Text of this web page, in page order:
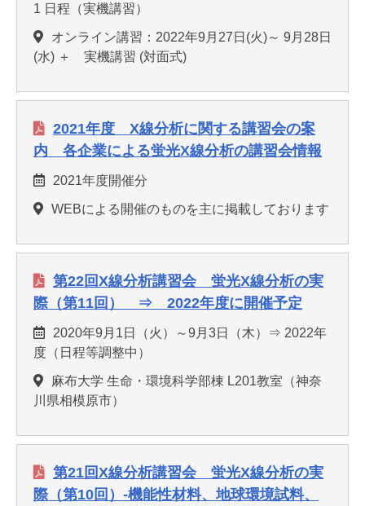
1 日程（実機講習）
オンライン講習：2022年9月27日(火)～ 9月28日
(水) ＋ 実機講習 (対面式)
2021年度 X線分析に関する講習会の案
内 各企業による蛍光X線分析の講習会情報
2021年度開催分
WEBによる開催のものを主に掲載しております
第22回X線分析講習会 蛍光X線分析の実
際（第11回） ⇒ 2022年度に開催予定
2020年9月1日（火）～9月3日（木）⇒ 2022年
度（日程等調整中）
麻布大学 生命・環境科学部棟 L201教室（神奈
川県相模原市）
第21回X線分析講習会 蛍光X線分析の実
際（第10回）-機能性材料、地球環境試料、